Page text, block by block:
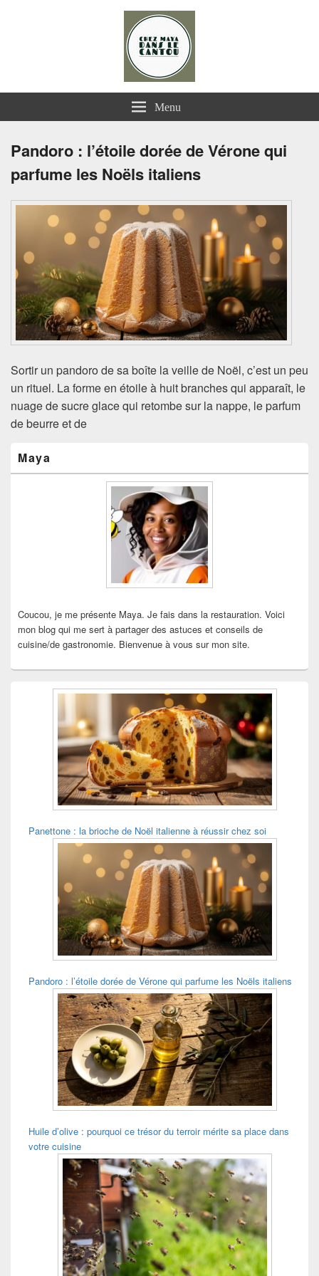
Chez Maya dans le Cantou
Menu
Pandoro : l’étoile dorée de Vérone qui
parfume les Noëls italiens
Sortir un pandoro de sa boîte la veille de Noël, c’est un peu
un rituel. La forme en étoile à huit branches qui apparaît, le
nuage de sucre glace qui retombe sur la nappe, le parfum
de beurre et de
principale
de
Maya
Coucou, je me présente Maya. Je fais dans la restauration. Voici
mon blog qui me sert à partager des astuces et conseils de
cuisine/de gastronomie. Bienvenue à vous sur mon site.
Panettone : la brioche de Noël italienne à réussir chez soi
Pandoro : l’étoile dorée de Vérone qui parfume les Noëls italiens
Huile d’olive : pourquoi ce trésor du terroir mérite sa place dans
votre cuisine